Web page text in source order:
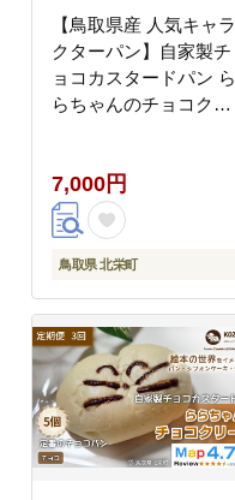
【鳥取県産 人気キャラ
クターパン】自家製チ
ョコカスタードパン ら
らちゃんのチョコクリ
7,000円
鳥取県 北栄町